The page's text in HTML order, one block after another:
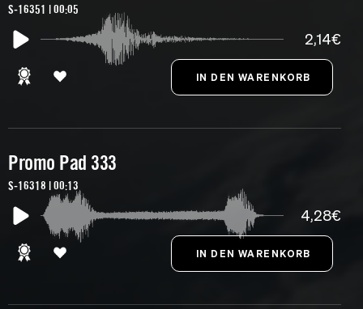
S-16351 | 00:05
2,14€
Promo Pad 333
S-16318 | 00:13
4,28€